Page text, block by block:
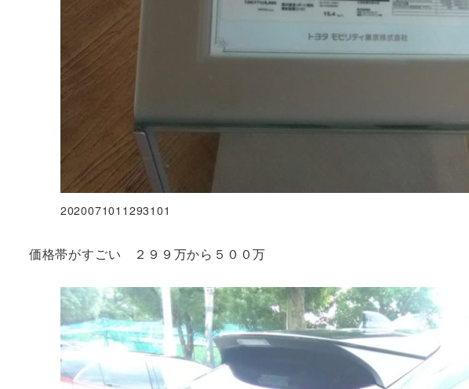
2020071011293101
価格帯がすごい ２９９万から５００万